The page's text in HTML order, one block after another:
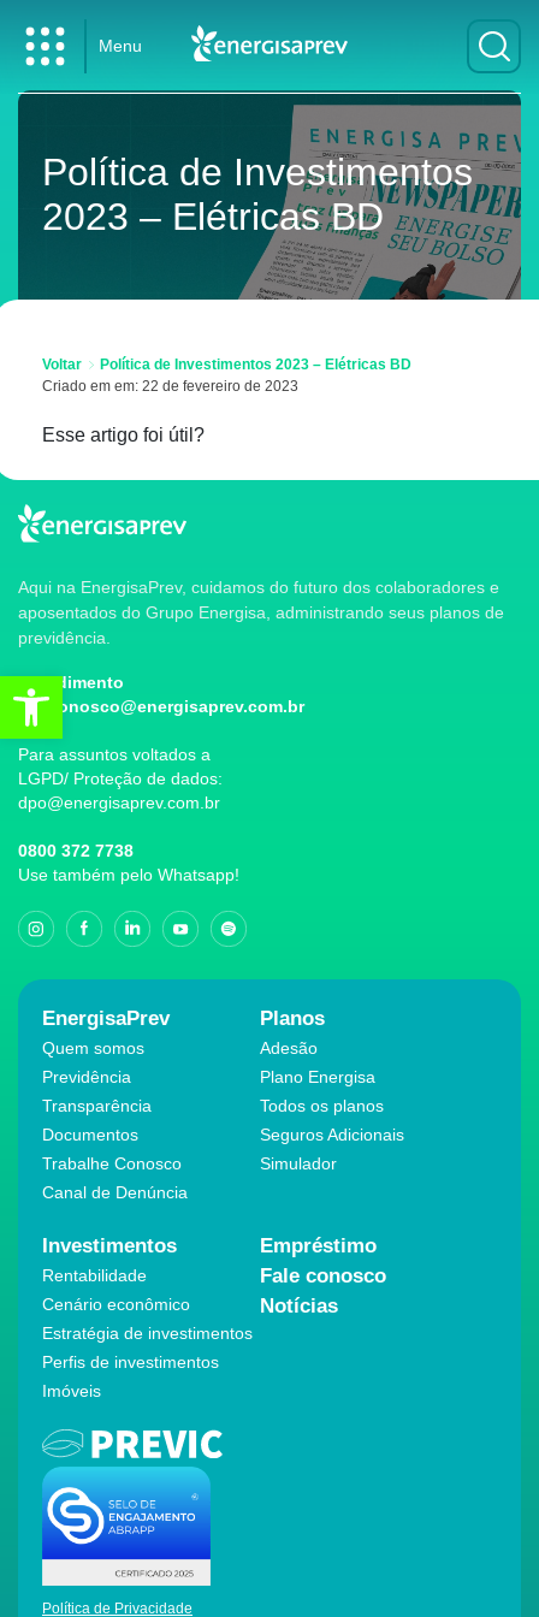
Menu
Política de Investimentos
2023 – Elétricas BD
Voltar
Política de Investimentos 2023 – Elétricas BD
Criado em em: 22 de fevereiro de 2023
Esse artigo foi útil?
Aqui na EnergisaPrev, cuidamos do futuro dos colaboradores e
aposentados do Grupo Energisa, administrando seus planos de
previdência.
Atendimento
faleconosco@energisaprev.com.br
Para assuntos voltados a
LGPD/ Proteção de dados:
dpo@energisaprev.com.br
0800 372 7738
Use também pelo Whatsapp!
EnergisaPrev
Quem somos
Previdência
Transparência
Documentos
Trabalhe Conosco
Canal de Denúncia
Planos
Adesão
Plano Energisa
Todos os planos
Seguros Adicionais
Simulador
Investimentos
Rentabilidade
Cenário econômico
Estratégia de investimentos
Perfis de investimentos
Imóveis
Empréstimo
Fale conosco
Notícias
Política de Privacidade
Abrir a barra de ferramentas